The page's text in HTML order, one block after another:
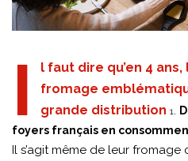
I
l faut dire qu’en 4
fromage
grande distribution 1.
foyers français en
Il s’agit même de leur